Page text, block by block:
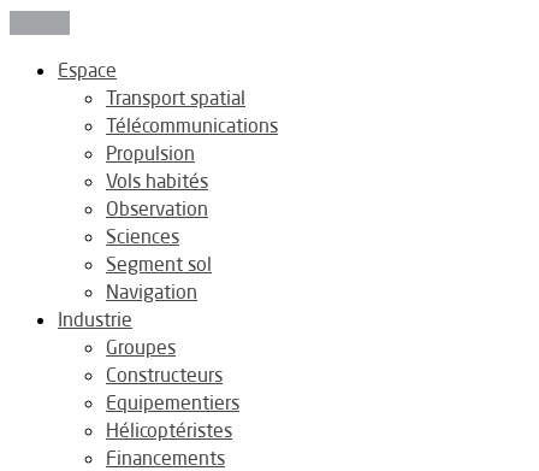
Espace
Transport spatial
Télécommunications
Propulsion
Vols habités
Observation
Sciences
Segment sol
Navigation
Industrie
Groupes
Constructeurs
Equipementiers
Hélicoptéristes
Financements